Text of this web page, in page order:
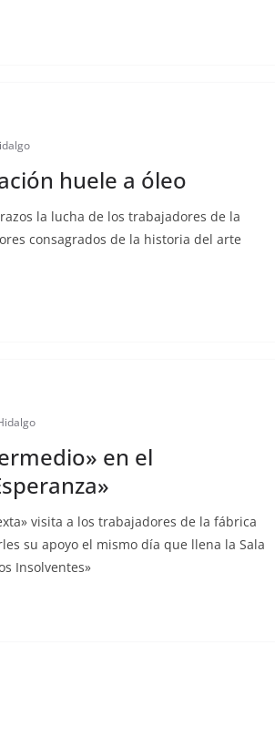
huele a óleo
la lucha de los trabajadores de la
consagrados de la historia del arte
en el
visita a los trabajadores de la fábrica
su apoyo el mismo día que llena la Sala
Insolventes»